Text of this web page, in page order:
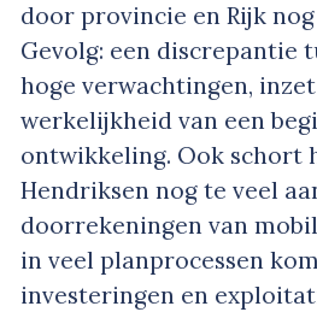
door provincie en Rijk
Gevolg: een discrepantie
hoge verwachtingen,
werkelijkheid van een
ontwikkeling. Ook schort
Hendriksen nog te veel
doorrekeningen van
in veel planprocessen
investeringen en